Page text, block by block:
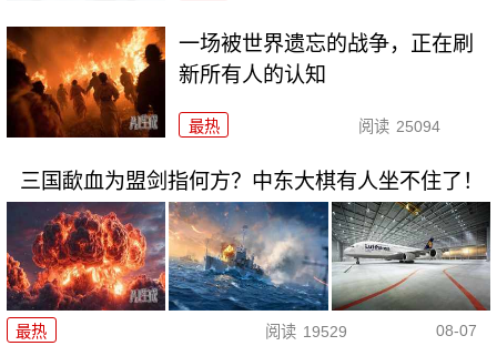
一场被世界遗忘的战争，正在刷
新所有人的认知
最热 阅读 25094
三国歃血为盟剑指何方？中东大棋有人坐不住了！
最热 阅读 19529 08-07